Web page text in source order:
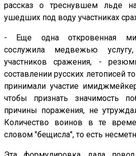
рассказ о треснувшем льде
ушедших под воду участниках
- Еще одна откровенная
сослужила медвежью
участников сражения, -
составлении русских летописей
принимали участие
чтобы признать значимость
причины поражения, не
Количество воинов в те
словом "бещисла", то есть